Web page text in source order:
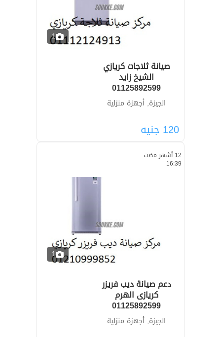
1
صيانة ثلاجات كريازي
الشيخ زايد
01125892599
الجيزة, أجهزة منزلية
120 جنيه
12 أشهر مضت
16:39
1
دعم صيانة ديب فريزر
كريازى الهرم
01125892599
الجيزة, أجهزة منزلية